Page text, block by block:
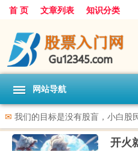
首 页 文章列表 知识分类
网站导航
✉ 我们的目标是没有股盲，小白股
开火